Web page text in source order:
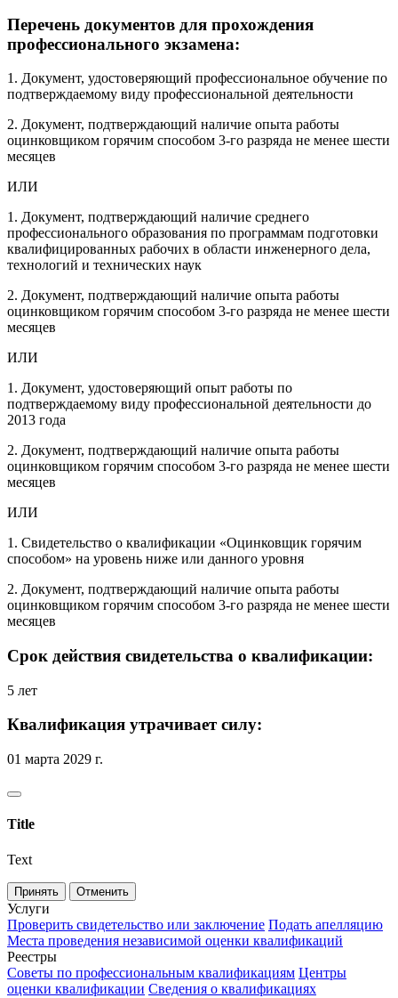
Перечень документов для прохождения
профессионального экзамена:
1. Документ, удостоверяющий профессиональное обучение по
подтверждаемому виду профессиональной деятельности
2. Документ, подтверждающий наличие опыта работы
оцинковщиком горячим способом 3-го разряда не менее шести
месяцев
ИЛИ
1. Документ, подтверждающий наличие среднего
профессионального образования по программам подготовки
квалифицированных рабочих в области инженерного дела,
технологий и технических наук
2. Документ, подтверждающий наличие опыта работы
оцинковщиком горячим способом 3-го разряда не менее шести
месяцев
ИЛИ
1. Документ, удостоверяющий опыт работы по
подтверждаемому виду профессиональной деятельности до
2013 года
2. Документ, подтверждающий наличие опыта работы
оцинковщиком горячим способом 3-го разряда не менее шести
месяцев
ИЛИ
1. Свидетельство о квалификации «Оцинковщик горячим
способом» на уровень ниже или данного уровня
2. Документ, подтверждающий наличие опыта работы
оцинковщиком горячим способом 3-го разряда не менее шести
месяцев
Срок действия свидетельства о квалификации:
5 лет
Квалификация утрачивает силу:
01 марта 2029 г.
Title
Text
Принять Отменить
Услуги
Проверить свидетельство или заключение Подать апелляцию
Места проведения независимой оценки квалификаций
Реестры
Советы по профессиональным квалификациям Центры
оценки квалификации Сведения о квалификациях